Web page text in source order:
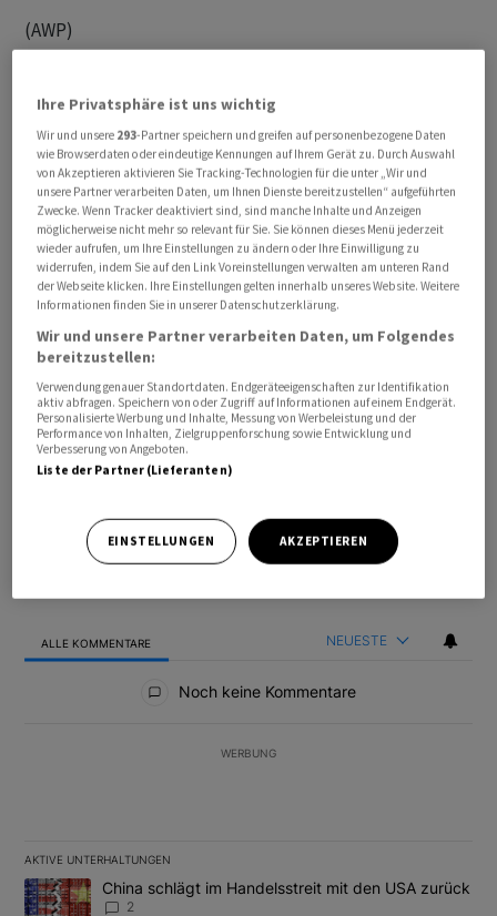
(AWP)
Bevorzugte Quelle So funktioniert's
ALLE KOMMENTARE NEUESTE
Noch keine Kommentare
WERBUNG
AKTIVE UNTERHALTUNGEN
Das Folgende ist eine Liste der am meisten kommentierten
Ein Trendartikel mit dem Titel "China schlägt im Handelsstreit
China schlägt im Handelsstreit mit den USA zurück
2
Ihre Privatsphäre ist uns wichtig
Wir und unsere 293-Partner speichern und greifen auf personenbezogene Daten
wie Browserdaten oder eindeutige Kennungen auf Ihrem Gerät zu. Durch Auswahl
von Akzeptieren aktivieren Sie Tracking-Technologien für die unter „Wir und
unsere Partner verarbeiten Daten, um Ihnen Dienste bereitzustellen“ aufgeführten
Zwecke. Wenn Tracker deaktiviert sind, sind manche Inhalte und Anzeigen
möglicherweise nicht mehr so relevant für Sie. Sie können dieses Menü jederzeit
wieder aufrufen, um Ihre Einstellungen zu ändern oder Ihre Einwilligung zu
widerrufen, indem Sie auf den Link Voreinstellungen verwalten am unteren Rand
der Webseite klicken. Ihre Einstellungen gelten innerhalb unseres Website. Weitere
Informationen finden Sie in unserer Datenschutzerklärung.
Wir und unsere Partner verarbeiten Daten, um Folgendes
bereitzustellen:
Verwendung genauer Standortdaten. Endgeräteeigenschaften zur Identifikation
aktiv abfragen. Speichern von oder Zugriff auf Informationen auf einem Endgerät.
Personalisierte Werbung und Inhalte, Messung von Werbeleistung und der
Performance von Inhalten, Zielgruppenforschung sowie Entwicklung und
Verbesserung von Angeboten.
Liste der Partner (Lieferanten)
EINSTELLUNGEN AKZEPTIEREN